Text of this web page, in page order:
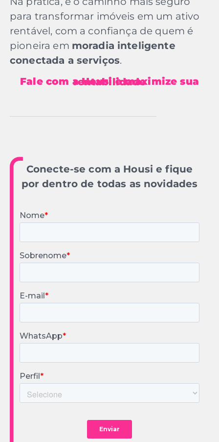
para transformar imóveis em um ativo
rentável, com a confiança de quem é
pioneira em moradia inteligente
conectada a serviços.
Fale com a Housi e maximize sua rentabilidade
Conecte-se com a Housi e fique
por dentro de todas as novidades